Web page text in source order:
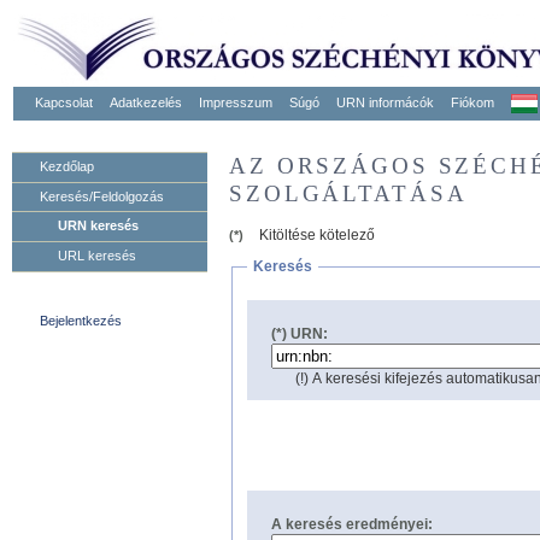
Kapcsolat Adatkezelés Impresszum Súgó URN informácók Fiókom
Kezdőlap
Keresés/Feldolgozás
URN keresés
URL keresés
Bejelentkezés
AZ ORSZÁGOS
SZOLGÁLTATÁSA
(*)
Kitöltése kötelező
Keresés
(*) URN:
(!) A keresési kifejezés
A keresés eredményei: